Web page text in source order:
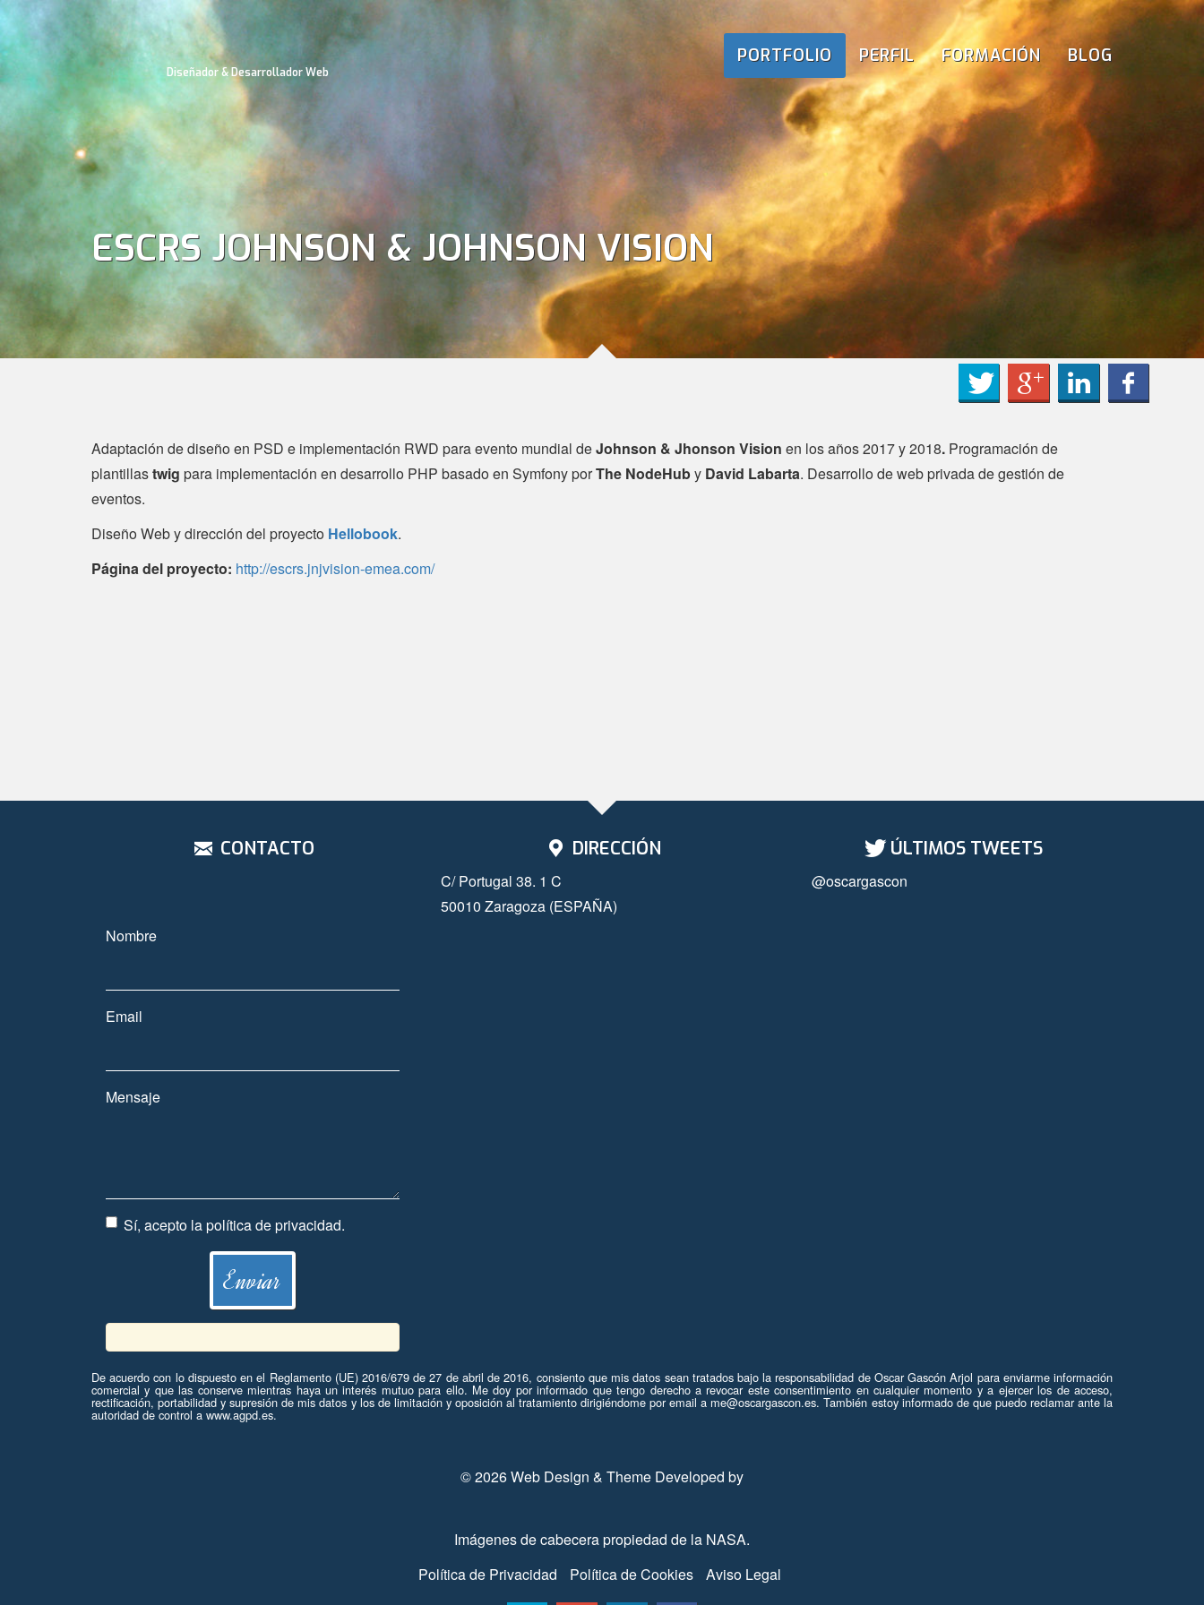
Diseñador & Desarrollador Web
PORTFOLIO PERFIL FORMACIÓN BLOG
ESCRS JOHNSON & JOHNSON VISION
Adaptación de diseño en PSD e implementación RWD para evento mundial deJohnson & Jhonson Vision en los años 2017 y 2018. Programación de
plantillastwig para implementación en desarrollo PHP basado en Symfony porThe NodeHuby David Labarta. Desarrollo de web privada de gestión de
eventos.
Diseño Web y dirección del proyecto Hellobook.
Página del proyecto: http://escrs.jnjvision-emea.com/
CONTACTO
Nombre
Email
Mensaje
Sí, acepto lapolítica de privacidad.
DIRECCIÓN
C/ Portugal 38. 1 C
50010 Zaragoza (ESPAÑA)
ÚLTIMOS TWEETS
@oscargascon
De acuerdo con lo dispuesto en el Reglamento (UE) 2016/679 de 27 de abril de 2016, consiento que mis datos sean tratados bajo la responsabilidad de Oscar Gascón Arjol para enviarme información
comercial y que las conserve mientras haya un interés mutuo para ello. Me doy por informado que tengo derecho a revocar este consentimiento en cualquier momento y a ejercer los de acceso,
rectificación, portabilidad y supresión de mis datos y los de limitación y oposición al tratamiento dirigiéndome por email a me@oscargascon.es. También estoy informado de que puedo reclamar ante la
autoridad de control a www.agpd.es.
© 2026 Web Design & Theme Developed by
Imágenes de cabecera propiedad de la NASA.
Política de Privacidad
Política de Cookies Aviso Legal